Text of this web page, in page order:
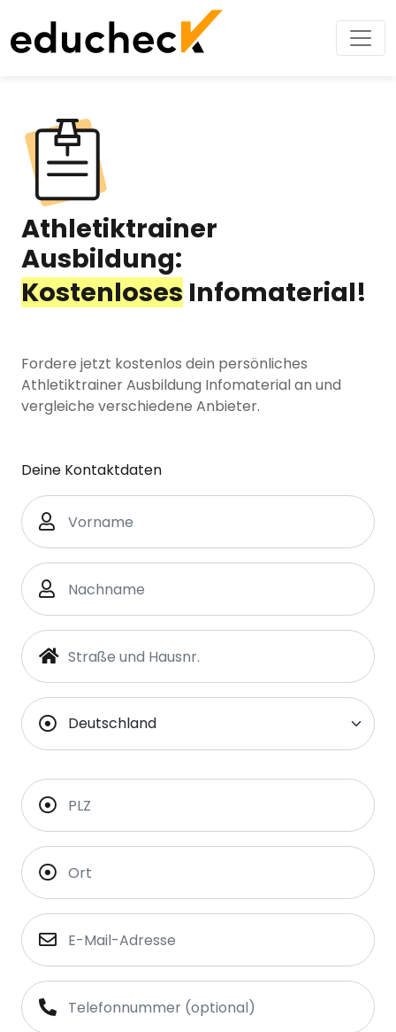
Athletiktrainer
Ausbildung:
Kostenloses Infomaterial!
Fordere jetzt kostenlos dein persönliches
Athletiktrainer Ausbildung Infomaterial an und
vergleiche verschiedene Anbieter.
Deine Kontaktdaten